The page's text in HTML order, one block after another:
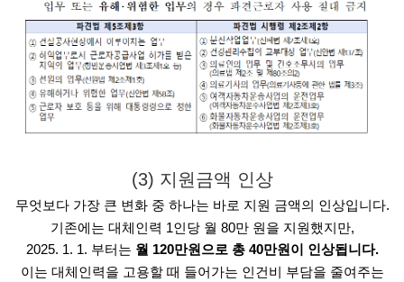
(3) 지원금액 인상
무엇보다 가장 큰 변화 중 하나는 바로 지원 금액의 인상입니다.
기존에는 대체인력 1인당 월 80만 원을 지원했지만,
2025. 1. 1. 부터는 월 120만원으로 총 40만원이 인상됩니다.
이는 대체인력을 고용할 때 들어가는 인건비 부담을 줄여주는